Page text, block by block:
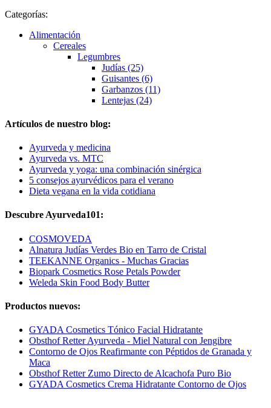
Categorías:
Alimentación
Cereales
Legumbres
Judías (25)
Guisantes (6)
Garbanzos (11)
Lentejas (24)
Artículos de nuestro blog:
Ayurveda y medicina
Ayurveda vs. MTC
Ayurveda y yoga: una combinación sinérgica
5 consejos ayurvédicos para el verano
Dieta vegana en la vida cotidiana
Descubre Ayurveda101:
COSMOVEDA
Alnatura Judías Verdes Bio en Tarro de Cristal
TEEKANNE Organics - Muchas Gracias
Biopark Cosmetics Rose Petals Powder
Weleda Skin Food Body Butter
Productos nuevos:
GYADA Cosmetics Tónico Facial Hidratante
Obsthof Retter Ayurveda - Miel Natural con Jengibre
Contorno de Ojos Reafirmante con Péptidos de Granada y
Maca
Obsthof Retter Zumo Directo de Alcachofa Puro Bio
GYADA Cosmetics Crema Hidratante Contorno de Ojos